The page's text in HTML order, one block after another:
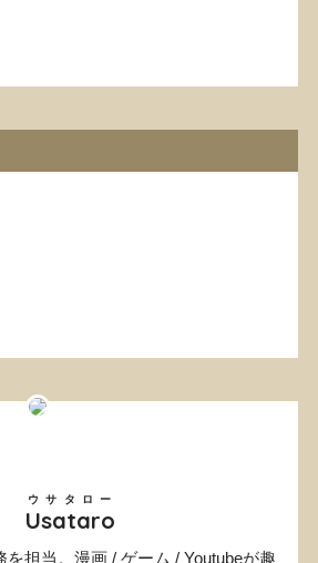
Usataro
ウサタロー
を担当。漫画 / ゲーム / Youtubeが趣